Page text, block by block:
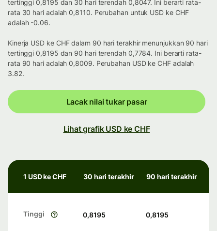
tertinggi 0,8195 dan 30 hari terendah 0,8047. Ini berarti rata-
rata 30 hari adalah 0,8110. Perubahan untuk USD ke CHF
adalah -0.06.
Kinerja USD ke CHF dalam 90 hari terakhir menunjukkan 90 hari
tertinggi 0,8195 dan 90 hari terendah 0,7784. Ini berarti rata-
rata 90 hari adalah 0,8009. Perubahan USD ke CHF adalah
3.82.
Lacak nilai tukar pasar
Lihat grafik USD ke CHF
1 USD ke CHF 30 hari terakhir 90 hari terakhir
Tinggi 0,8195 0,8195